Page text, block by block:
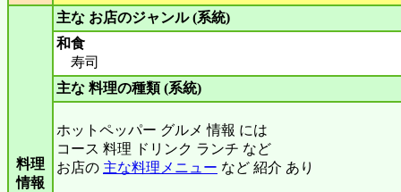
料理
情報
主な お店のジャンル (系統)
和食
寿司
主な 料理の種類 (系統)
ホットペッパー グルメ 情報 には
コース 料理 ドリンク ランチ など
お店の 主な料理メニュー など 紹介 あり